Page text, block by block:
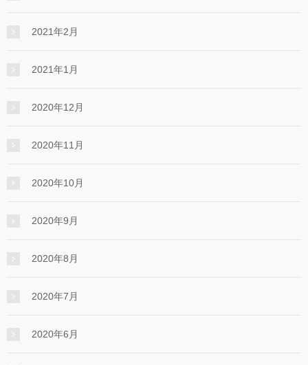
2021年2月
2021年1月
2020年12月
2020年11月
2020年10月
2020年9月
2020年8月
2020年7月
2020年6月